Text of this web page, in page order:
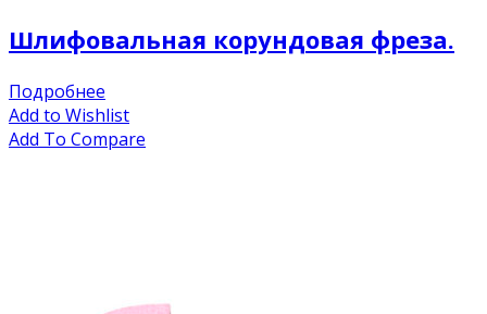
Шлифовальная корундовая фреза.
Подробнее
Add to Wishlist
Add To Compare